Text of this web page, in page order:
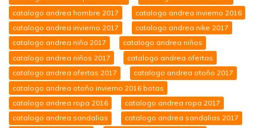
catalogo andrea hombre 2017
catalogo andrea invierno 2016
catalogo andrea invierno 2017
catalogo andrea nike 2017
catalogo andrea niña 2017
catalogo andrea niños
catalogo andrea niños 2017
catalogo andrea ofertas
catalogo andrea ofertas 2017
catalogo andrea otoño 2017
catalogo andrea otoño invierno 2016 botas
catalogo andrea ropa 2016
catalogo andrea ropa 2017
catalogo andrea sandalias
catalogo andrea sandalias 2017